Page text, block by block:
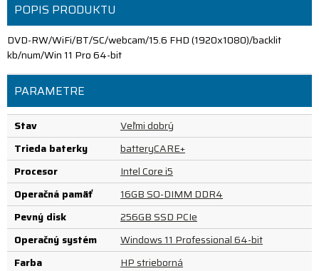
POPIS PRODUKTU
DVD-RW/WiFi/BT/SC/webcam/15.6 FHD (1920x1080)/backlit
kb/num/Win 11 Pro 64-bit
PARAMETRE
Stav
Veľmi dobrý
Trieda baterky
batteryCARE+
Procesor
Intel Core i5
Operačná pamäť
16GB SO-DIMM DDR4
Pevný disk
256GB SSD PCIe
Operačný systém
Windows 11 Professional 64-bit
Farba
HP strieborná